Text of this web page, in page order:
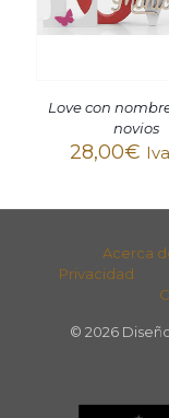
Love con
novios
28,00€
Acerca
Privacidad
© 2026